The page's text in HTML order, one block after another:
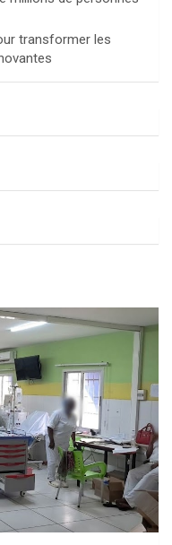
transformer les